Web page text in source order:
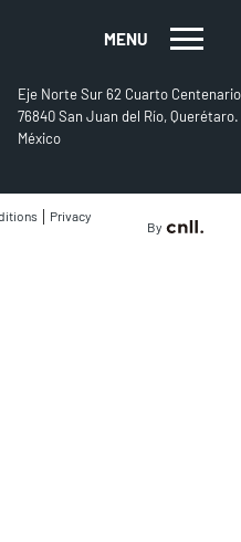
MENU
Eje Norte Sur 62 Cuarto Centenario
76840 San Juan del Río, Querétaro.
México
| Privacy
By